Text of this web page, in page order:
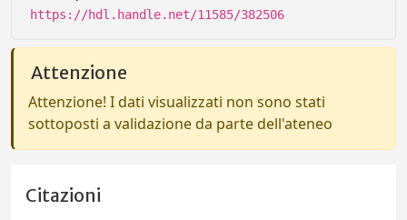
https://hdl.handle.net/11585/382506
Attenzione
Attenzione! I dati visualizzati non sono stati
sottoposti a validazione da parte dell'ateneo
Citazioni